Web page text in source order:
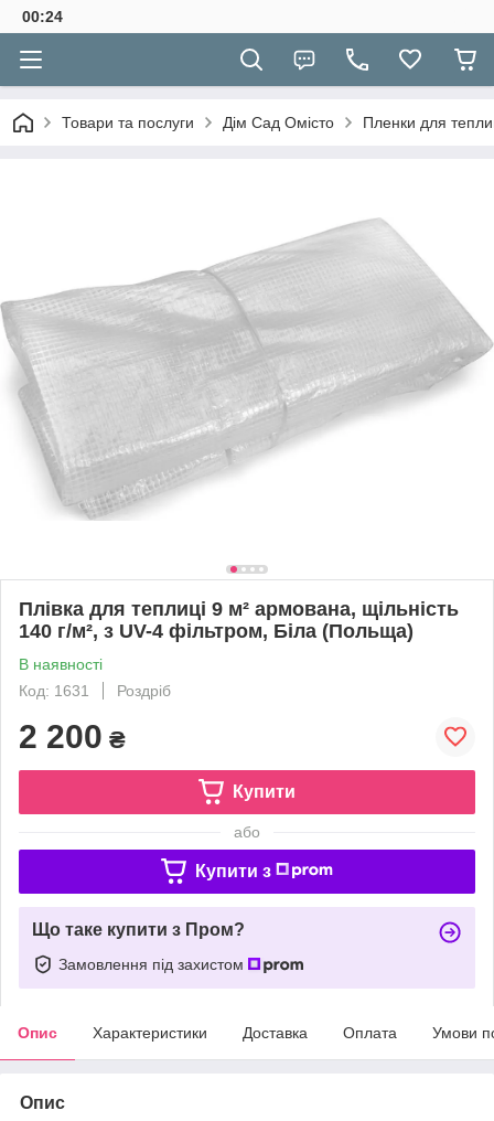
00:24
Товари та послуги Дім Сад Омісто Пленки для
Плівка для теплиці 9 м² армована, щільність
140 г/м², з UV-4 фільтром, Біла (Польща)
В наявності
Код: 1631
Роздріб
2 200 ₴
Купити
або
Купити з
Що таке купити з Пром?
Замовлення під захистом
Опис Характеристики Доставка Оплата Умови
Опис